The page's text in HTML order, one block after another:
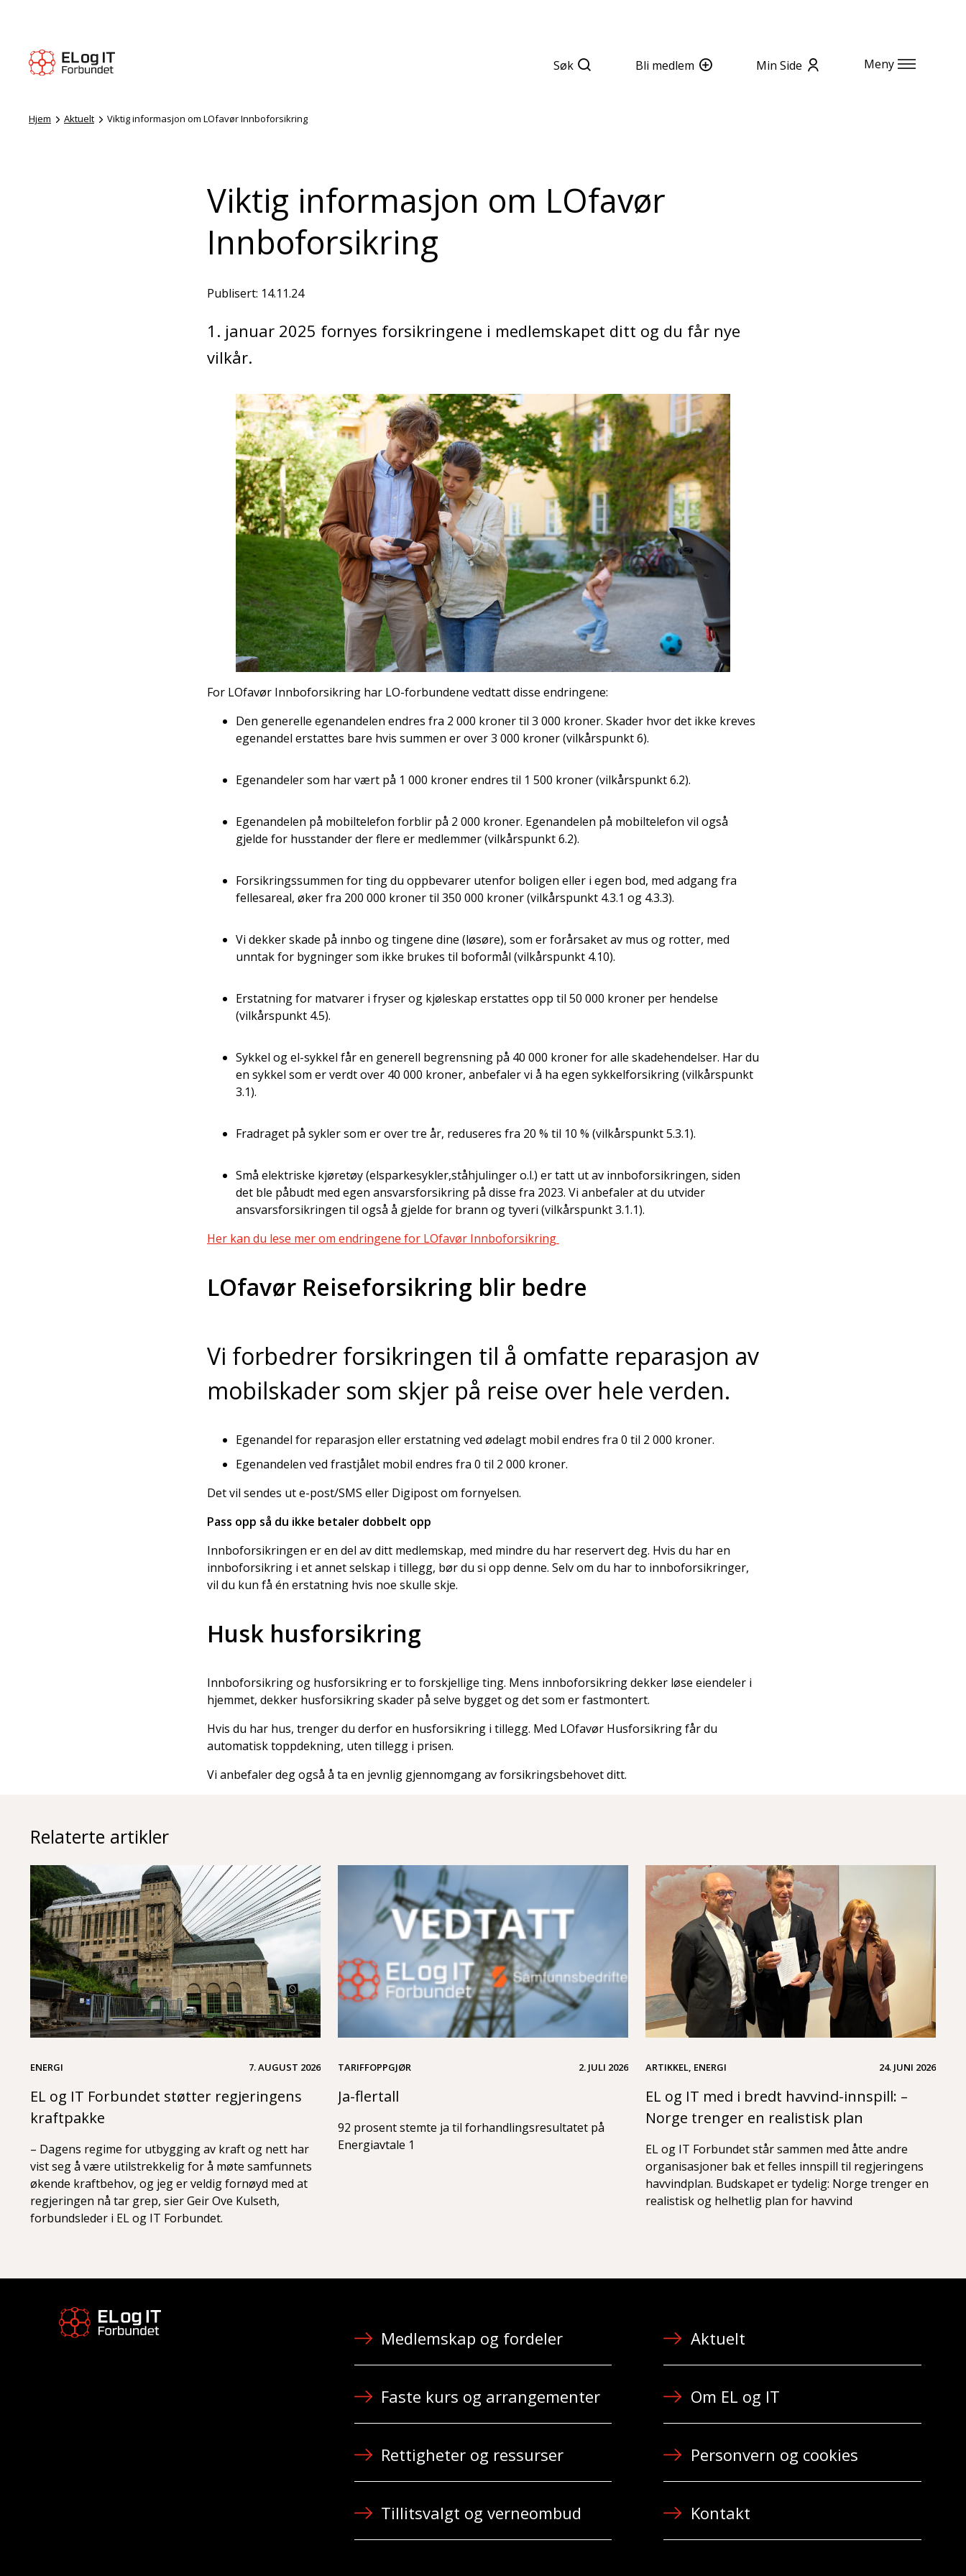
Søk Bli medlem Min Side Meny
Hjem Aktuelt Viktig informasjon om LOfavør Innboforsikring
Viktig informasjon om LOfavør
Innboforsikring
Publisert: 14.11.24
1. januar 2025 fornyes forsikringene i medlemskapet ditt og du får nye
vilkår.
For LOfavør Innboforsikring har LO-forbundene vedtatt disse endringene:
Den generelle egenandelen endres fra 2 000 kroner til 3 000 kroner. Skader hvor det ikke kreves
egenandel erstattes bare hvis summen er over 3 000 kroner (vilkårspunkt 6).
Egenandeler som har vært på 1 000 kroner endres til 1 500 kroner (vilkårspunkt 6.2).
Egenandelen på mobiltelefon forblir på 2 000 kroner. Egenandelen på mobiltelefon vil også
gjelde for husstander der flere er medlemmer (vilkårspunkt 6.2).
Forsikringssummen for ting du oppbevarer utenfor boligen eller i egen bod, med adgang fra
fellesareal, øker fra 200 000 kroner til 350 000 kroner (vilkårspunkt 4.3.1 og 4.3.3).
Vi dekker skade på innbo og tingene dine (løsøre), som er forårsaket av mus og rotter, med
unntak for bygninger som ikke brukes til boformål (vilkårspunkt 4.10).
Erstatning for matvarer i fryser og kjøleskap erstattes opp til 50 000 kroner per hendelse
(vilkårspunkt 4.5).
Sykkel og el-sykkel får en generell begrensning på 40 000 kroner for alle skadehendelser. Har du
en sykkel som er verdt over 40 000 kroner, anbefaler vi å ha egen sykkelforsikring (vilkårspunkt
3.1).
Fradraget på sykler som er over tre år, reduseres fra 20 % til 10 % (vilkårspunkt 5.3.1).
Små elektriske kjøretøy (elsparkesykler,ståhjulinger o.l.) er tatt ut av innboforsikringen, siden
det ble påbudt med egen ansvarsforsikring på disse fra 2023. Vi anbefaler at du utvider
ansvarsforsikringen til også å gjelde for brann og tyveri (vilkårspunkt 3.1.1).
Her kan du lese mer om endringene for LOfavør Innboforsikring
LOfavør Reiseforsikring blir bedre
Vi forbedrer forsikringen til å omfatte reparasjon av
mobilskader som skjer på reise over hele verden.
Egenandel for reparasjon eller erstatning ved ødelagt mobil endres fra 0 til 2 000 kroner.
Egenandelen ved frastjålet mobil endres fra 0 til 2 000 kroner.
Det vil sendes ut e-post/SMS eller Digipost om fornyelsen.
Pass opp så du ikke betaler dobbelt opp
Innboforsikringen er en del av ditt medlemskap, med mindre du har reservert deg. Hvis du har en
innboforsikring i et annet selskap i tillegg, bør du si opp denne. Selv om du har to innboforsikringer,
vil du kun få én erstatning hvis noe skulle skje.
Husk husforsikring
Innboforsikring og husforsikring er to forskjellige ting. Mens innboforsikring dekker løse eiendeler i
hjemmet, dekker husforsikring skader på selve bygget og det som er fastmontert.
Hvis du har hus, trenger du derfor en husforsikring i tillegg. Med LOfavør Husforsikring får du
automatisk toppdekning, uten tillegg i prisen.
Vi anbefaler deg også å ta en jevnlig gjennomgang av forsikringsbehovet ditt.
Relaterte artikler
ENERGI 7. AUGUST 2026
EL og IT Forbundet støtter regjeringens
kraftpakke
– Dagens regime for utbygging av kraft og nett har
vist seg å være utilstrekkelig for å møte samfunnets
økende kraftbehov, og jeg er veldig fornøyd med at
regjeringen nå tar grep, sier Geir Ove Kulseth,
forbundsleder i EL og IT Forbundet.
TARIFFOPPGJØR 2. JULI 2026
Ja-flertall
92 prosent stemte ja til forhandlingsresultatet på
Energiavtale 1
ARTIKKEL, ENERGI 24. JUNI 2026
EL og IT med i bredt havvind-innspill: –
Norge trenger en realistisk plan
EL og IT Forbundet står sammen med åtte andre
organisasjoner bak et felles innspill til regjeringens
havvindplan. Budskapet er tydelig: Norge trenger en
realistisk og helhetlig plan for havvind
Medlemskap og fordeler
Faste kurs og arrangementer
Rettigheter og ressurser
Tillitsvalgt og verneombud
Aktuelt
Om EL og IT
Personvern og cookies
Kontakt